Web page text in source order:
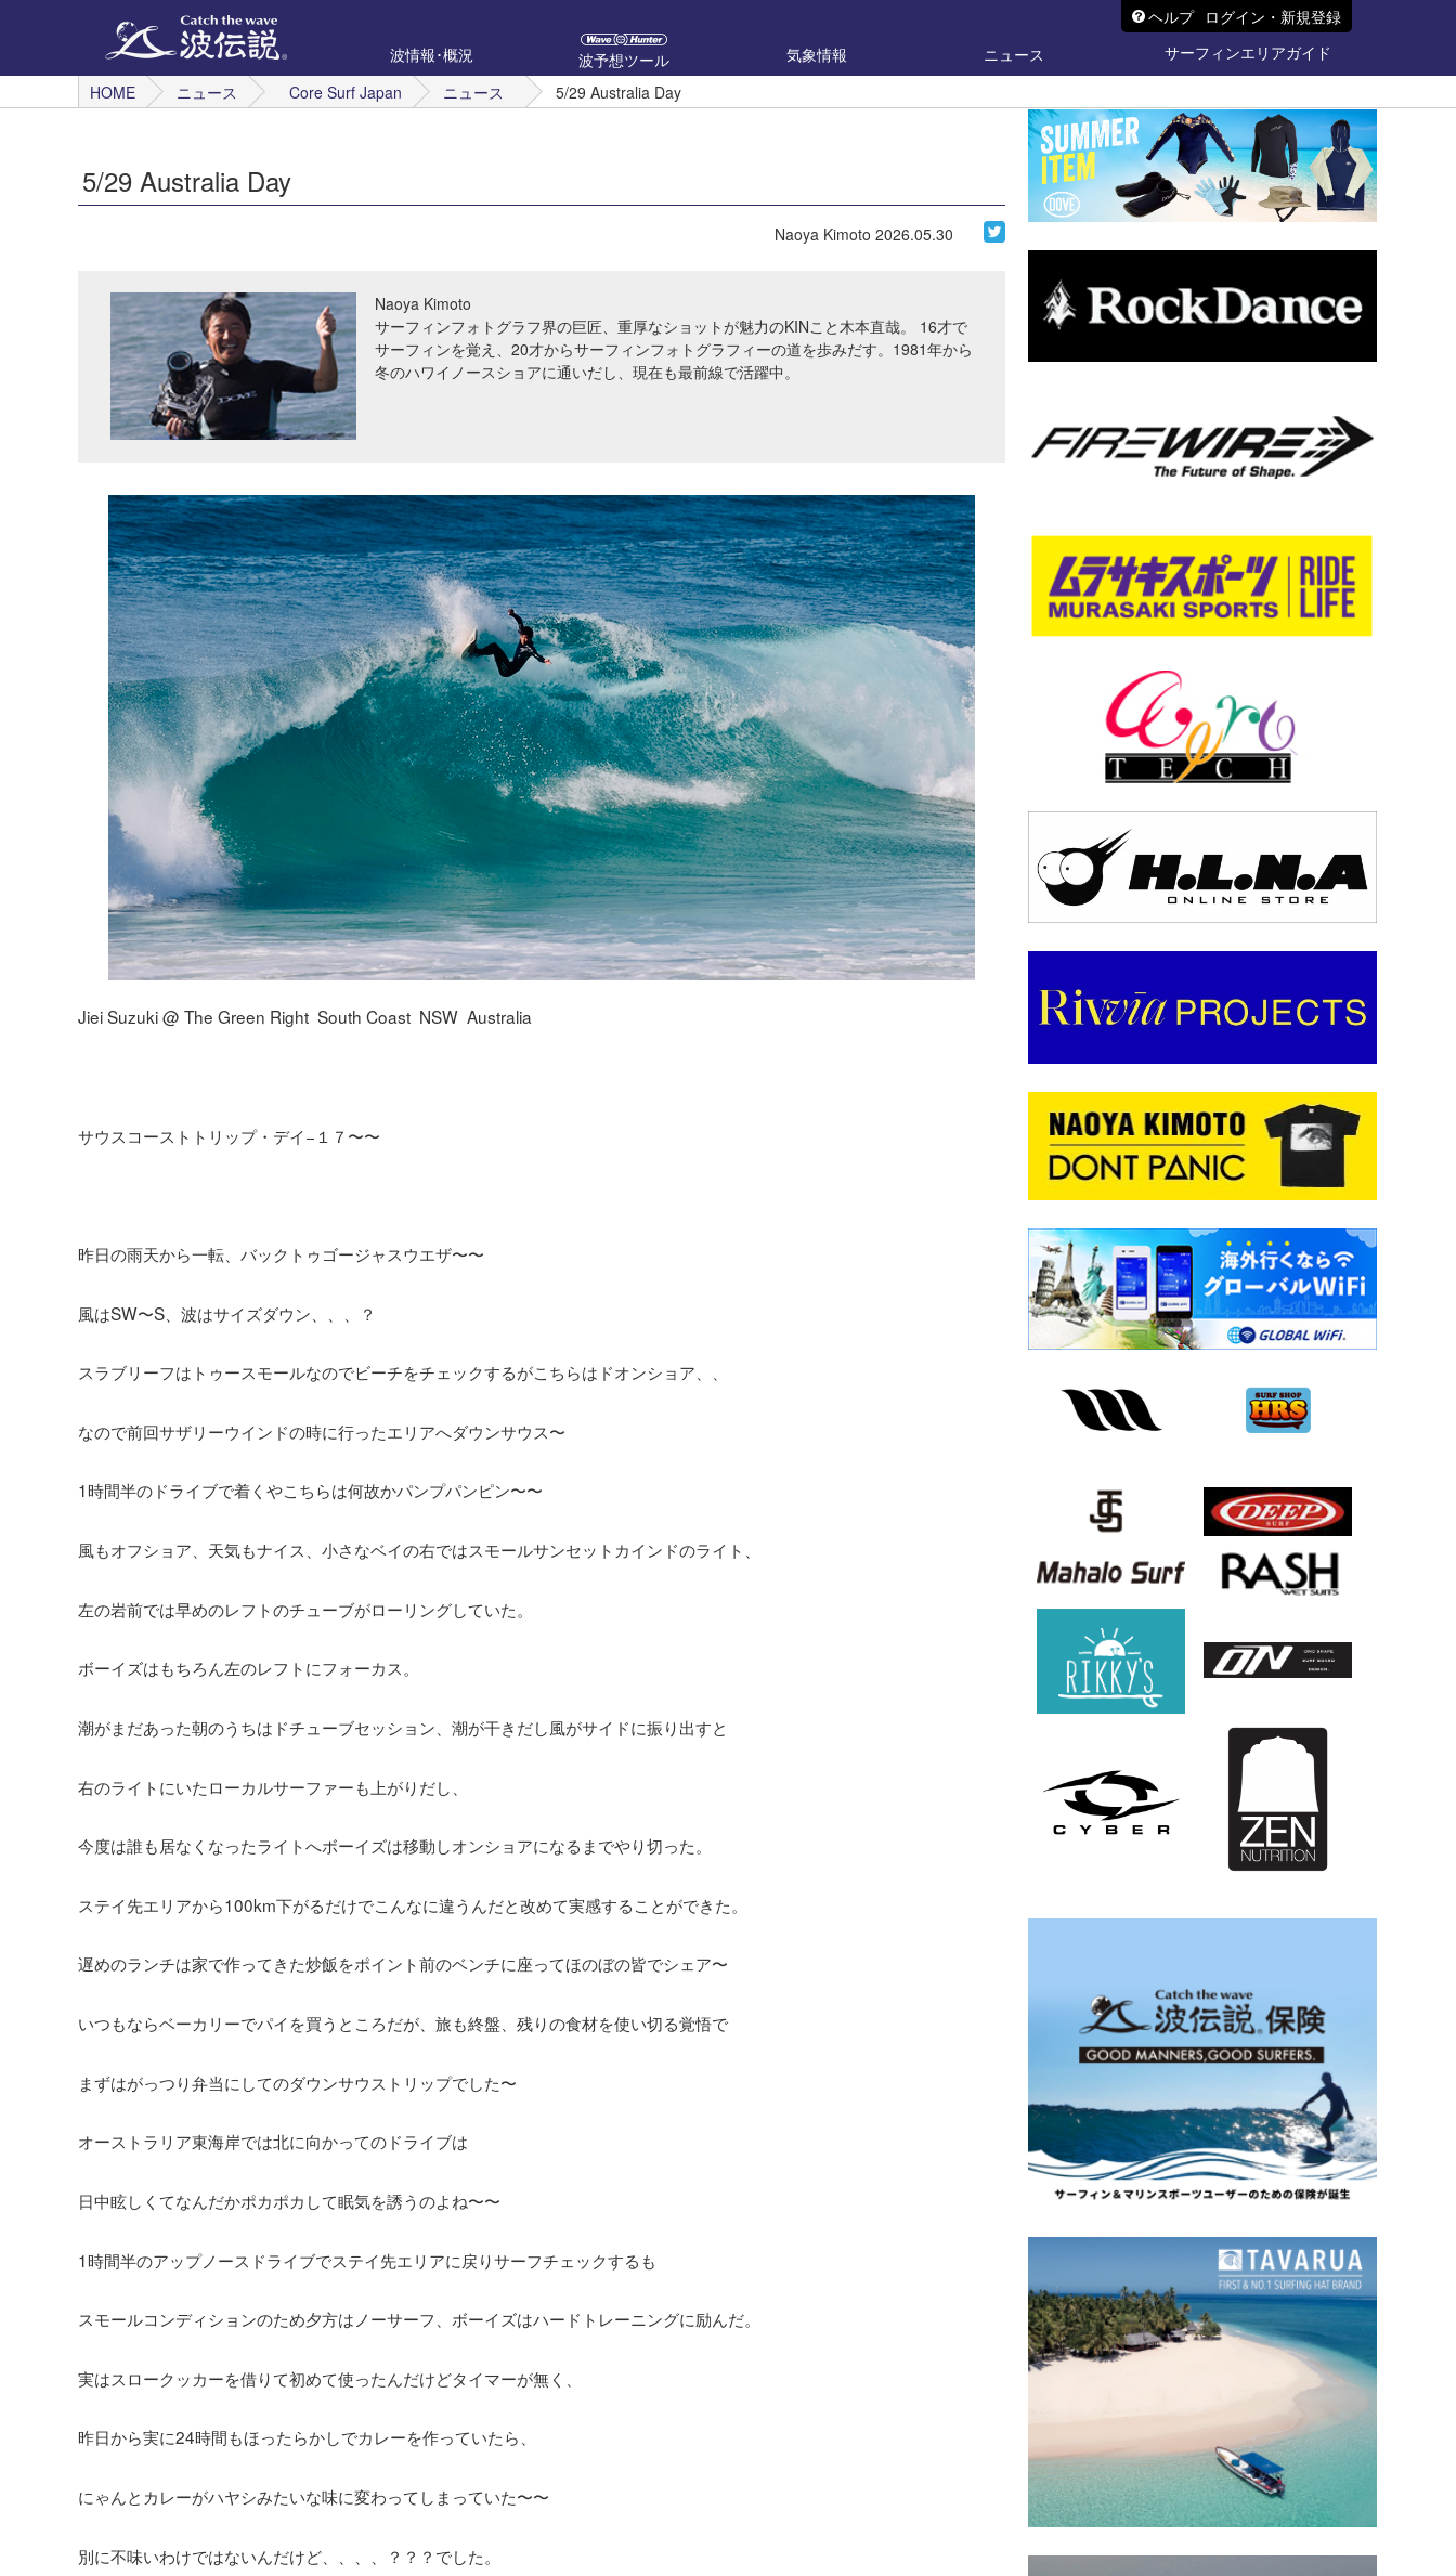
ヘルプ ログイン・新規登録
波情報･概況
波予想ツール 気象情報 ニュース
サーフィンエリアガイド
HOME
ニュース Core Surf Japan ニュース 5/29 Australia Day
5/29 Australia Day
Naoya Kimoto 2026.05.30
Naoya Kimoto
サーフィンフォトグラフ界の巨匠、重厚なショットが魅力のKINこと木本直哉。 16才で
サーフィンを覚え、20才からサーフィンフォトグラフィーの道を歩みだす。1981年から
冬のハワイノースショアに通いだし、現在も最前線で活躍中。
Jiei Suzuki @ The Green Right South Coast NSW Australia
サウスコーストトリップ・デイ−１７〜〜
昨日の雨天から一転、バックトゥゴージャスウエザ〜〜
風はSW〜S、波はサイズダウン、、、？
スラブリーフはトゥースモールなのでビーチをチェックするがこちらはドオンショア、、
なので前回サザリーウインドの時に行ったエリアへダウンサウス〜
1時間半のドライブで着くやこちらは何故かパンプパンピン〜〜
風もオフショア、天気もナイス、小さなベイの右ではスモールサンセットカインドのライト、
左の岩前では早めのレフトのチューブがローリングしていた。
ボーイズはもちろん左のレフトにフォーカス。
潮がまだあった朝のうちはドチューブセッション、潮が干きだし風がサイドに振り出すと
右のライトにいたローカルサーファーも上がりだし、
今度は誰も居なくなったライトへボーイズは移動しオンショアになるまでやり切った。
ステイ先エリアから100km下がるだけでこんなに違うんだと改めて実感することができた。
遅めのランチは家で作ってきた炒飯をポイント前のベンチに座ってほのぼの皆でシェア〜
いつもならベーカリーでパイを買うところだが、旅も終盤、残りの食材を使い切る覚悟で
まずはがっつり弁当にしてのダウンサウストリップでした〜
オーストラリア東海岸では北に向かってのドライブは
日中眩しくてなんだかポカポカして眠気を誘うのよね〜〜
1時間半のアップノースドライブでステイ先エリアに戻りサーフチェックするも
スモールコンディションのため夕方はノーサーフ、ボーイズはハードトレーニングに励んだ。
実はスロークッカーを借りて初めて使ったんだけどタイマーが無く、
昨日から実に24時間もほったらかしでカレーを作っていたら、
にゃんとカレーがハヤシみたいな味に変わってしまっていた〜〜
別に不味いわけではないんだけど、、、、？？？でした。